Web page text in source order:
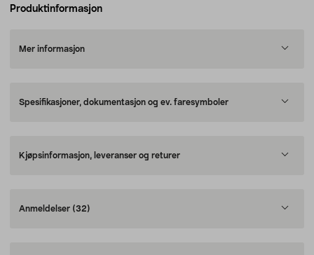
Produktinformasjon
Mer informasjon
Spesifikasjoner, dokumentasjon og ev. faresymboler
Kjøpsinformasjon, leveranser og returer
Anmeldelser (32)